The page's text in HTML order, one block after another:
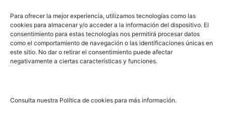
Para ofrecer la mejor experiencia, utilizamos tecnologías como las
cookies para almacenar y/o acceder a la información del dispositivo. El
consentimiento para estas tecnologías nos permitirá procesar datos
como el comportamiento de navegación o las identificaciones únicas en
este sitio. No dar o retirar el consentimiento puede afectar
negativamente a ciertas características y funciones.
Consulta nuestra Política de cookies para más información.
PRL | Films
PRL | Play
PRL | LAB
Noticias